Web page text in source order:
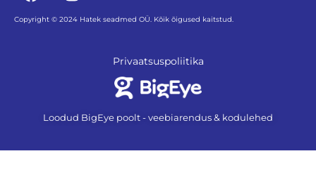
Copyright © 2024 Hatek seadmed OÜ. Kõik õigused kaitstud.
Privaatsuspoliitika
Loodud BigEye poolt - veebiarendus & kodulehed